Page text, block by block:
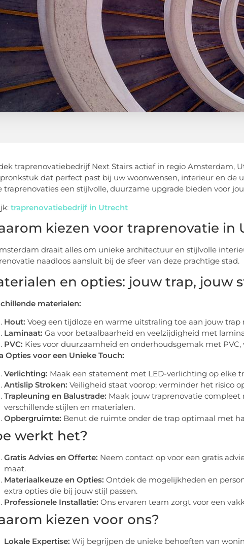
traprenovatiebedrijf Next Stairs actief in regio Amsterdam,
dat perfect past bij uw woonwensen, interieur en de
traprenovaties een stijlvolle, duurzame upgrade bieden voor
traprenovatiebedrijf in Utrecht
kiezen voor traprenovatie in
draait alles om unieke architectuur en stijlvolle
naadloos aansluit bij de sfeer van deze prachtige stad.
en opties: jouw trap, jouw
materialen:
Hout: Voeg een tijdloze en warme uitstraling toe aan jouw
Laminaat: Ga voor betaalbaarheid en veelzijdigheid met
PVC: Kies voor duurzaamheid en onderhoudsgemak met
Opties voor een Unieke Touch:
Verlichting: Maak een statement met LED-verlichting op elke
Antislip Stroken: Veiligheid staat voorop; verminder het risico
Trapleuning en Balustrade: Maak jouw traprenovatie
verschillende stijlen en materialen.
Opbergruimte: Benut de ruimte onder de trap optimaal met
werkt het?
Gratis Advies en Offerte: Neem contact op voor een gratis
maat.
Materiaalkeuze en Opties: Ontdek de mogelijkheden en
extra opties die bij jouw stijl passen.
Professionele Installatie: Ons ervaren team zorgt voor een
kiezen voor ons?
Lokale Expertise: Wij begrijpen de unieke behoeften van